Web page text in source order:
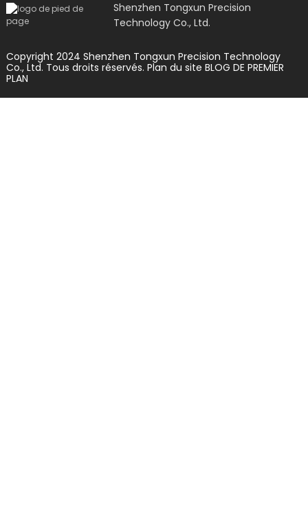
Shenzhen Tongxun Precision
Technology Co., Ltd.
Copyright 2024 Shenzhen Tongxun Precision Technology
Co., Ltd. Tous droits réservés. Plan du site BLOG DE PREMIER
PLAN